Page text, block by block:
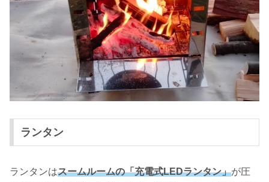
ランタン
ランタンはスームルームの「充電式LEDランタン」が圧